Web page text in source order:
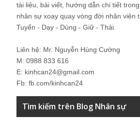
tài liệu, bài viết, hướng dẫn chi tiết
nhân sự xoay quay vòng đời nhân viên
Tuyển - Dạy - Dùng - Giữ - Thải.
Liên hệ: Mr. Nguyễn Hùng Cường
M: 0988 833 616
E: kinhcan24@gmail.com
Fb: fb.com/kinhcan24
Tìm kiếm trên Blog Nhân sự